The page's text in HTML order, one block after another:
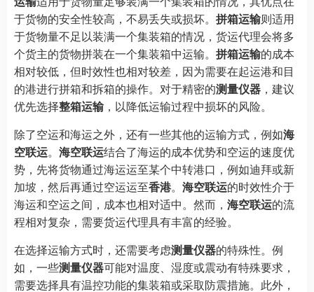
于货物的安全性较高，不易丢失或损坏。 拼箱运输则适用
于货物量不足以装满一个集装箱的情况，货运代理会将多
个货主的货物拼装在一个集装箱中运输。 拼箱运输的成本
相对较低，但时效性也相对较差，因为需要在起运港和目
的港进行拼箱和拆箱的操作。对于精密的测量仪器 ，建议
优先选择整箱运输，以降低运输过程中损坏的风险。
除了空运和海运之外，还有一些其他的运输方式，例如海
空联运。 海空联运结合了海运的成本优势和空运的速度优
势，先将货物通过海运运至某个中转港口，例如迪拜或新
加坡，然后再通过空运运至香港。 海空联运的时效性介于
海运和空运之间，成本也相对适中。然而， 海空联运的流
程相对复杂，需要货运代理具有丰富的经验。
在选择运输方式时，还需要考虑测量仪器的特殊性。例
如，一些测量仪器可能对温度、湿度或震动有特殊要求，
需要选择具有温控功能的集装箱或采取防震措施。此外，